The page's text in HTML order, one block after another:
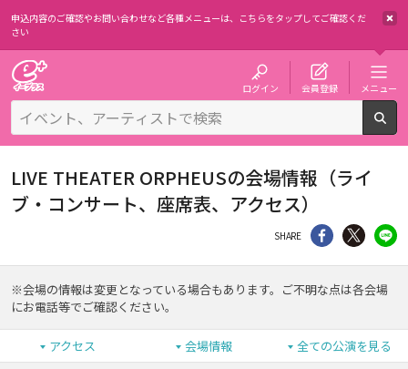
申込内容のご確認やお問い合わせなど各種メニューは、 こちらをタップしてご確認くだ
さい
ログイン 会員登録 メニュー
LIVE THEATER ORPHEUSの会場情報（ライ
ブ・コンサート、座席表、アクセス）
SHARE シェア Twitter
※会場の情報は変更となっている場合もあります。ご不明な点は各会場
にお電話等でご確認ください。
アクセス 会場情報 全ての公演を見る